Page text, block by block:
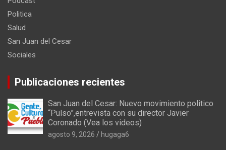
Politica
Salud
San Juan del Cesar
Sociales
Publicaciones recientes
San Juan del Cesar: Nuevo movimiento politico
“Pulso”,entrevista con su director Javier
Coronado (Vea los videos)
agosto 9, 2026 hugaga6